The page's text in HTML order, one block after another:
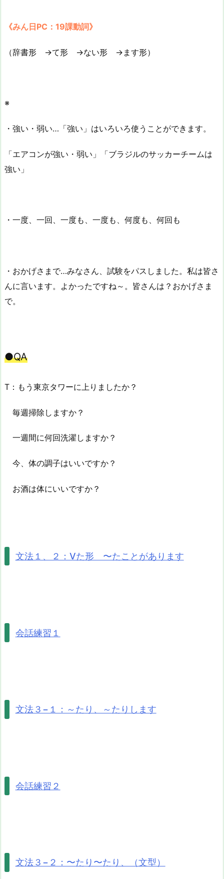
《みん日PC：19課動詞》
（辞書形 →て形 →ない形 →ます形）
※
・強い・弱い…「強い」はいろいろ使うことができます。
「エアコンが強い・弱い」「ブラジルのサッカーチームは
強い」
・一度、一回、一度も、一度も、何度も、何回も
・おかげさまで…みなさん、試験をパスしました。私は皆さ
んに言います。よかったですね～。皆さんは？おかげさま
で。
●QA
T：もう東京タワーに上りましたか？
毎週掃除しますか？
一週間に何回洗濯しますか？
今、体の調子はいいですか？
お酒は体にいいですか？
文法１、２：Vた形 〜たことがあります
会話練習１
文法３−１：～たり、～たりします
会話練習２
文法３−２：〜たり〜たり、（文型）